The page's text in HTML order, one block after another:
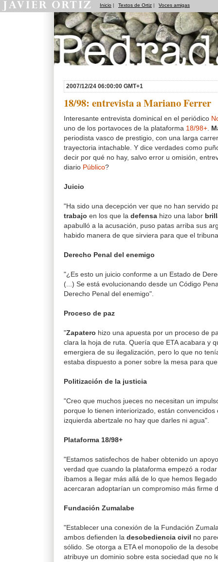
Inicio | Textos de Ortiz | Voces amigas
2007/12/24 06:00:00 GMT+1
18/98: entrevista a Mariano Ferrer
Interesante entrevista dominical en el periódico
uno de los portavoces de la plataforma 18/98+
periodista vasco de prestigio, con una larga
trayectoria intachable. Y dice verdades como
decir por qué no hay, salvo error u omisión,
diario Público?
Juicio
"Ha sido una decepción ver que no han servido
trabajo en los que la defensa hizo una labor
apabulló a la acusación, puso patas arriba sus
habido manera de que sirviera para que el
Derecho Penal del enemigo
"¿Es esto un juicio conforme a un Estado de
(...) Se está evolucionando desde un Código
Derecho Penal del enemigo".
Proceso de paz
"Zapatero hizo una apuesta por un proceso de
clara la hoja de ruta. Quería que ETA acabara y
emergiera de su ilegalización, pero lo que no
estaba dispuesto a poner sobre la mesa para
Politización de la justicia
"Creo que muchos jueces no necesitan un
porque lo tienen interiorizado, están convencidos
izquierda abertzale no hay que darles ni agua".
Plataforma 18/98+
"Estamos satisfechos de haber obtenido un
verdad que cuando la plataforma empezó a
íbamos a llegar más allá de lo que hemos
acercaran adoptarían un compromiso más firme
Fundación Zumalabe
"Establecer una conexión de la Fundación
ambos defienden la desobediencia civil no
sólido. Se otorga a ETA el monopolio de la
atribuye un dominio sobre esta sociedad que no